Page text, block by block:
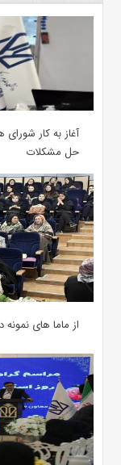
آغاز به کار
حل مشکلات
از ماما های